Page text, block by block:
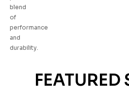
blend
of
performance
and
durability.
FEATURED